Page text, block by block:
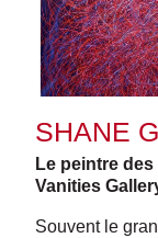
SHANE
Le peintre
Vanities
Souvent le